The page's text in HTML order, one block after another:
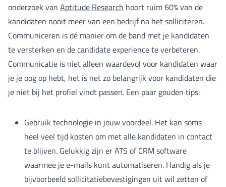
onderzoek van Aptitude Research hoort ruim 60% van de
kandidaten nooit meer van een bedrijf na het solliciteren.
Communiceren is dé manier om de band met je kandidaten
te versterken en de candidate experience te verbeteren.
Communicatie is niet alleen waardevol voor kandidaten waar
je je oog op hebt, het is net zo belangrijk voor kandidaten die
je niet bij het profiel vindt passen. Een paar gouden tips:
Gebruik technologie in jouw voordeel. Het kan soms
heel veel tijd kosten om met alle kandidaten in contact
te blijven. Gelukkig zijn er ATS of CRM software
waarmee je e-mails kunt automatiseren. Handig als je
bijvoorbeeld sollicitatiebevestigingen uit wil zetten of